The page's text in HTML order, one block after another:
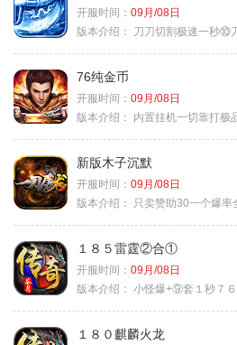
开服时间： 09月/08日
版本介绍：
刀刀切割极速一秒⑩
76纯金币
开服时间： 09月/08日
版本介绍：
内置挂机一切靠打极
新版木子沉默
开服时间： 09月/08日
版本介绍：
只卖赞助30一个爆率
１８５雷霆②合①
开服时间： 09月/08日
版本介绍： 小怪爆+⑨套１秒７
１８０麒麟火龙